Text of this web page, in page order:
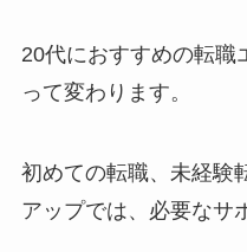
20代におすすめの転職
って変わります。
初めての転職、未経験
アップでは、必要なサ